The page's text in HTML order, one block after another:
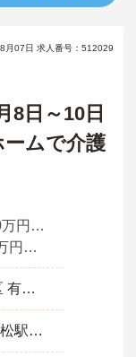
月07日 求人番号：512029
8日～10日
ムで介護
月収 23.5万円～30.0万円程度 ※諸手当込み
年収 320万円～400万円程度 ※想定年収
愛知県 名古屋市緑区 有松幕山352
名鉄名古屋本線「有松駅」徒歩12分